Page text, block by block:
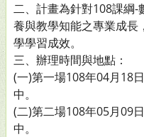
二、計畫為針對108課綱-
養與教學知能之專業成長
學學習成效。
三、辦理時間與地點：
(一)第一場108年04月18
中。
(二)第二場108年05月09
中。